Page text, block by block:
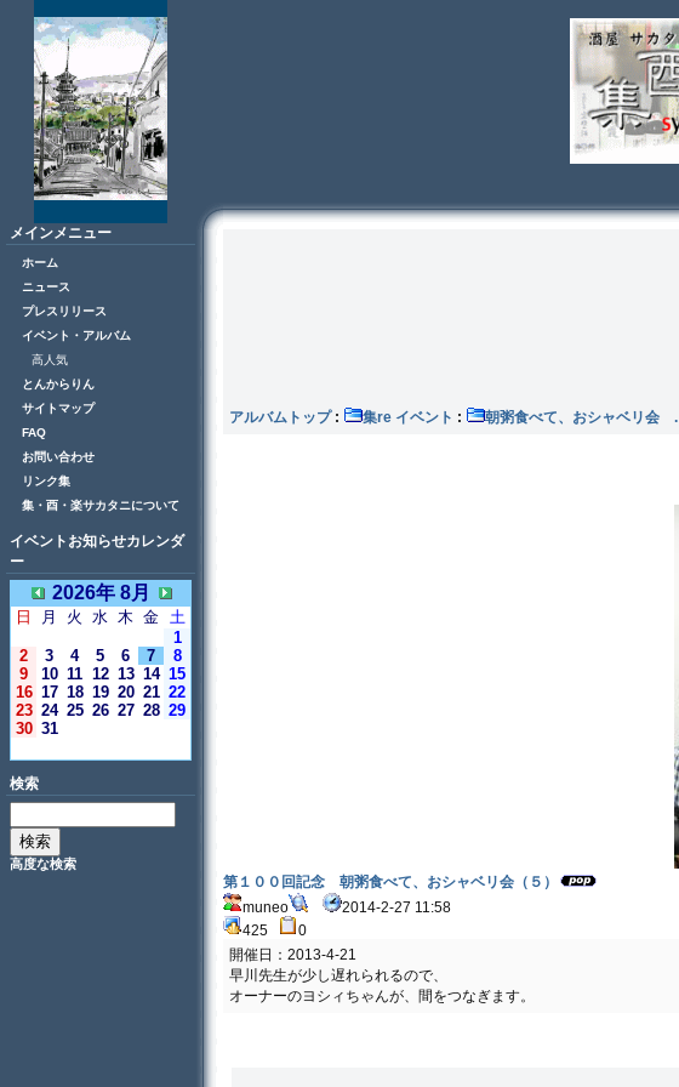
メインメニュー
ホーム
ニュース
プレスリリース
イベント・アルバム
高人気
とんからりん
サイトマップ
FAQ
お問い合わせ
リンク集
集・酉・楽サカタニについて
イベントお知らせカレンダ
ー
2026年 8月
日 月 火 水 木 金 土
1
2
3 4 5 6 7
8
9
10 11 12 13 14 15
16 17 18 19 20 21 22
23 24 25 26 27 28 29
30 31
検索
高度な検索
アルバムトップ: 集re イベント : 朝粥食べて、おシャベリ会 .
第１００回記念 朝粥食べて、おシャベリ会（５）
muneo
2014-2-27 11:58
425
0
開催日：2013-4-21
早川先生が少し遅れられるので、
オーナーのヨシィちゃんが、間をつなぎます。